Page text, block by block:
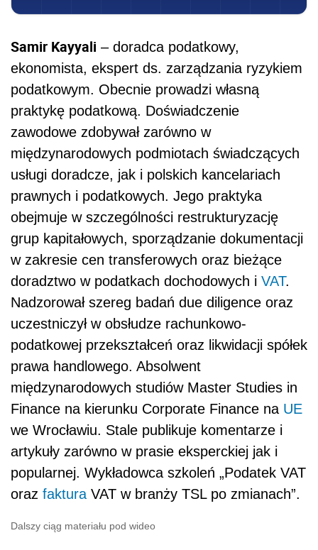
Samir Kayyali – doradca podatkowy,
ekonomista, ekspert ds. zarządzania ryzykiem
podatkowym. Obecnie prowadzi własną
praktykę podatkową. Doświadczenie
zawodowe zdobywał zarówno w
międzynarodowych podmiotach świadczących
usługi doradcze, jak i polskich kancelariach
prawnych i podatkowych. Jego praktyka
obejmuje w szczególności restrukturyzację
grup kapitałowych, sporządzanie dokumentacji
w zakresie cen transferowych oraz bieżące
doradztwo w podatkach dochodowych i VAT.
Nadzorował szereg badań due diligence oraz
uczestniczył w obsłudze rachunkowo-
podatkowej przekształceń oraz likwidacji spółek
prawa handlowego. Absolwent
międzynarodowych studiów Master Studies in
Finance na kierunku Corporate Finance na UE
we Wrocławiu. Stale publikuje komentarze i
artykuły zarówno w prasie eksperckiej jak i
popularnej. Wykładowca szkoleń „Podatek VAT
oraz fakturaVAT w branży TSL po zmianach”.
Dalszy ciąg materiału pod wideo